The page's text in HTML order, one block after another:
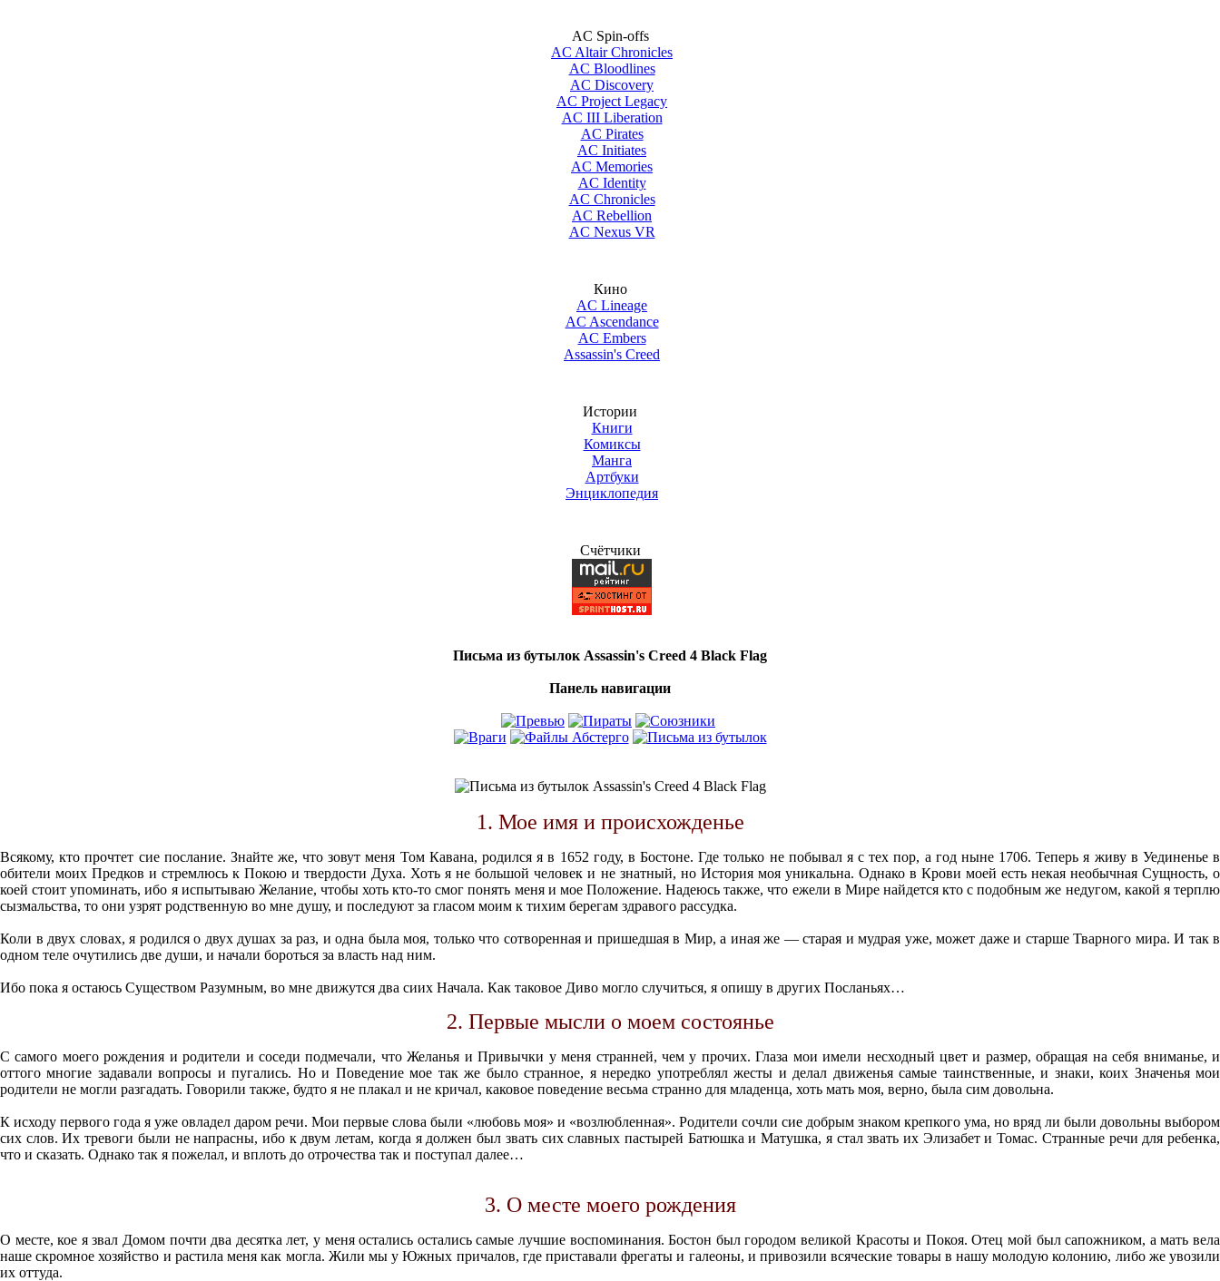
AC Spin-offs
AC Altair Chronicles
AC Bloodlines
AC Discovery
AC Project Legacy
AC III Liberation
AC Pirates
AC Initiates
AC Memories
AC Identity
AC Chronicles
AC Rebellion
AC Nexus VR
Кино
AC Lineage
AC Ascendance
AC Embers
Assassin's Creed
Истории
Книги
Комиксы
Манга
Артбуки
Энциклопедия
Счётчики
Письма из бутылок Assassin's Creed 4 Black Flag
Панель навигации
1. Мое имя и происхожденье
Всякому, кто прочтет сие послание. Знайте же, что зовут меня Том Кавана, родился я в 1652 году, в Бостоне. Где только не побывал я с тех пор, а год ныне 1706. Теперь я живу в Уединенье в
обители моих Предков и стремлюсь к Покою и твердости Духа. Хоть я не большой человек и не знатный, но История моя уникальна. Однако в Крови моей есть некая необычная Сущность, о
коей стоит упоминать, ибо я испытываю Желание, чтобы хоть кто-то смог понять меня и мое Положение. Надеюсь также, что ежели в Мире найдется кто с подобным же недугом, какой я терплю
сызмальства, то они узрят родственную во мне душу, и последуют за гласом моим к тихим берегам здравого рассудка.
Коли в двух словах, я родился о двух душах за раз, и одна была моя, только что сотворенная и пришедшая в Мир, а иная же — старая и мудрая уже, может даже и старше Тварного мира. И так в
одном теле очутились две души, и начали бороться за власть над ним.
Ибо пока я остаюсь Существом Разумным, во мне движутся два сиих Начала. Как таковое Диво могло случиться, я опишу в других Посланьях…
2. Первые мысли о моем состоянье
С самого моего рождения и родители и соседи подмечали, что Желанья и Привычки у меня странней, чем у прочих. Глаза мои имели несходный цвет и размер, обращая на себя вниманье, и
оттого многие задавали вопросы и пугались. Но и Поведение мое так же было странное, я нередко употреблял жесты и делал движенья самые таинственные, и знаки, коих Значенья мои
родители не могли разгадать. Говорили также, будто я не плакал и не кричал, каковое поведение весьма странно для младенца, хоть мать моя, верно, была сим довольна.
К исходу первого года я уже овладел даром речи. Мои первые слова были «любовь моя» и «возлюбленная». Родители сочли сие добрым знаком крепкого ума, но вряд ли были довольны выбором
сих слов. Их тревоги были не напрасны, ибо к двум летам, когда я должен был звать сих славных пастырей Батюшка и Матушка, я стал звать их Элизабет и Томас. Странные речи для ребенка,
что и сказать. Однако так я пожелал, и вплоть до отрочества так и поступал далее…
3. О месте моего рождения
О месте, кое я звал Домом почти два десятка лет, у меня остались остались самые лучшие воспоминания. Бостон был городом великой Красоты и Покоя. Отец мой был сапожником, а мать вела
наше скромное хозяйство и растила меня как могла. Жили мы у Южных причалов, где приставали фрегаты и галеоны, и привозили всяческие товары в нашу молодую колонию, либо же увозили
их оттуда.